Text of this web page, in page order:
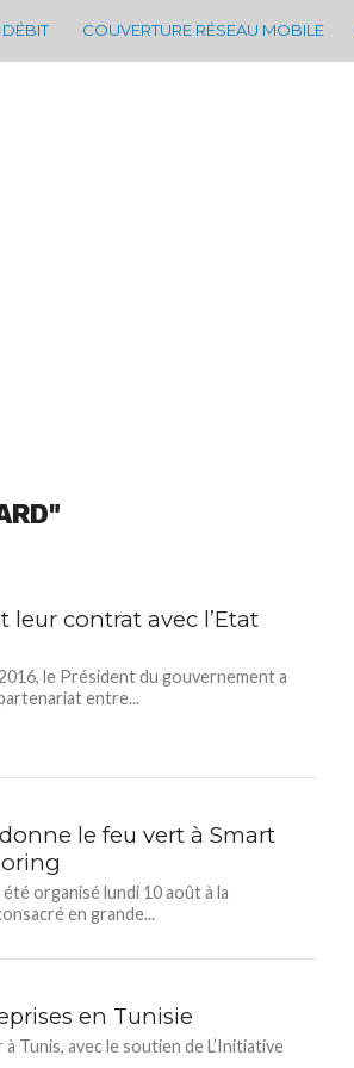
DÉBIT COUVERTURE RÉSEAU MOBILE
contrat avec l’Etat
le Président du gouvernement a
entre...
le feu vert à Smart
organisé lundi 10 août à la
en grande...
en Tunisie
Tunis, avec le soutien de L’Initiative